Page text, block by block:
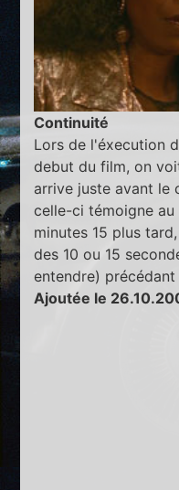
Continuité
Lors de l'éxecution
debut du film, on
arrive juste avant le
celle-ci témoigne
minutes 15 plus
des 10 ou 15
entendre)
Ajoutée le